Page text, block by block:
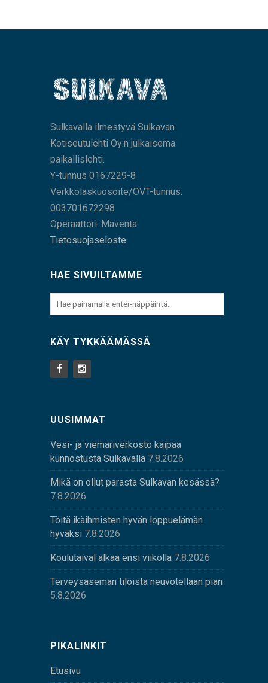
Sulkavalla ilmestyvä Sulkavan
Kotiseutulehti Oy:n julkaisema
paikallislehti.
Y-tunnus 0167229-8
Verkkolaskuosoite/OVT-tunnus:
003701672298
Operaattori: Maventa
Tietosuojaseloste
HAE SIVUILTAMME
KÄY TYKKÄÄMÄSSÄ
UUSIMMAT
Vesi- ja viemäriverkosto kaipaa
kunnostusta Sulkavalla 7.8.2026
Mikä on ollut parasta Sulkavan kesässä?
7.8.2026
Töitä ikäihmisten hyvän loppuelämän
hyväksi 7.8.2026
Koulutaival alkaa ensi viikolla 7.8.2026
Terveysaseman tiloista neuvotellaan pian
5.8.2026
PIKALINKIT
Etusivu